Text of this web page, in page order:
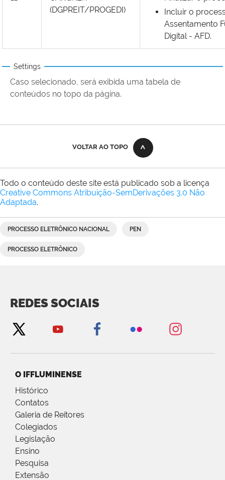
(DGPREIT/PROGEDI)
Incluir o
Assentamento
Digital - AFD.
Settings
Caso selecionado, será exibida uma tabela de
conteúdos no topo da página.
VOLTAR AO TOPO
Todo o conteúdo deste site está publicado sob a licença
Creative Commons Atribuição-SemDerivações 3.0 Não
Adaptada.
PROCESSO ELETRÔNICO NACIONAL PEN
PROCESSO ELETRÔNICO
REDES SOCIAIS
O IFFLUMINENSE
Histórico
Contatos
Galeria de Reitores
Colegiados
Legislação
Ensino
Pesquisa
Extensão